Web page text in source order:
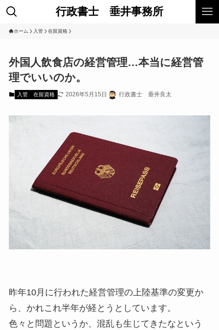
行政書士 垂井事務所
ホーム 入管 在留資格
外国人飲食店の経営管理…本当に経営管
理でいいのか。
入管 在留資格 2026年5月15日 行政書士 垂井良太
昨年10月に行われた経営管理の上陸基準の変更か
ら、かれこれ半年が経とうとしています。
色々と問題というか、混乱も生じてきたなという